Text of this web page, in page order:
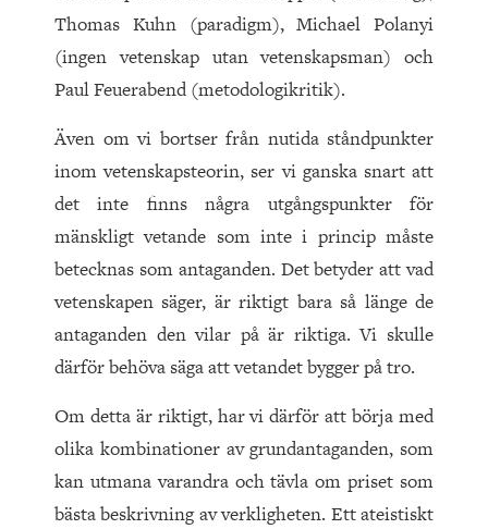
Thomas Kuhn (paradigm), Michael Polanyi
(ingen vetenskap utan vetenskapsman) och
Paul Feuerabend (metodologikritik).
Även om vi bortser från nutida ståndpunkter
inom vetenskapsteorin, ser vi ganska snart att
det inte finns några utgångspunkter för
mänskligt vetande som inte i princip måste
betecknas som antaganden. Det betyder att vad
vetenskapen säger, är riktigt bara så länge de
antaganden den vilar på är riktiga. Vi skulle
därför behöva säga att vetandet bygger på tro.
Om detta är riktigt, har vi därför att börja med
olika kombinationer av grundantaganden, som
kan utmana varandra och tävla om priset som
bästa beskrivning av verkligheten. Ett ateistiskt